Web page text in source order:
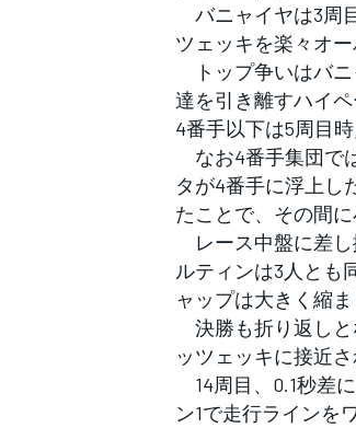
バニャイヤは3周
ツェッキを楽々オ
トップ争いはバニ
達を引き離すハイ
4番手以下は5周目
なお4番手集団で
タが4番手に浮上し
たことで、その間
レース中盤に差し
ルティンは3人とも
ャップは大きく縮
決勝も折り返しと
ッツェッキに接近
14周目、0.1秒差
ン1で走行ラインを